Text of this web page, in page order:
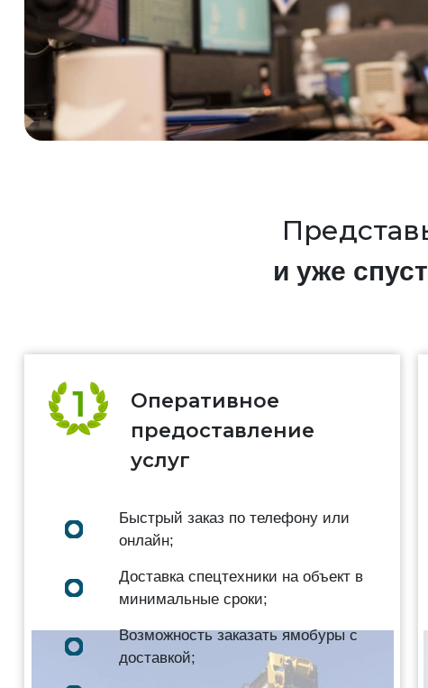
и уже
Оперативное
предоставление
услуг
Быстрый заказ по телефону или
онлайн;
Доставка спецтехники на объект в
минимальные сроки;
Возможность заказать ямобуры с
доставкой;